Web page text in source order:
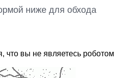
ниже для обхода
что вы не являетесь роботом